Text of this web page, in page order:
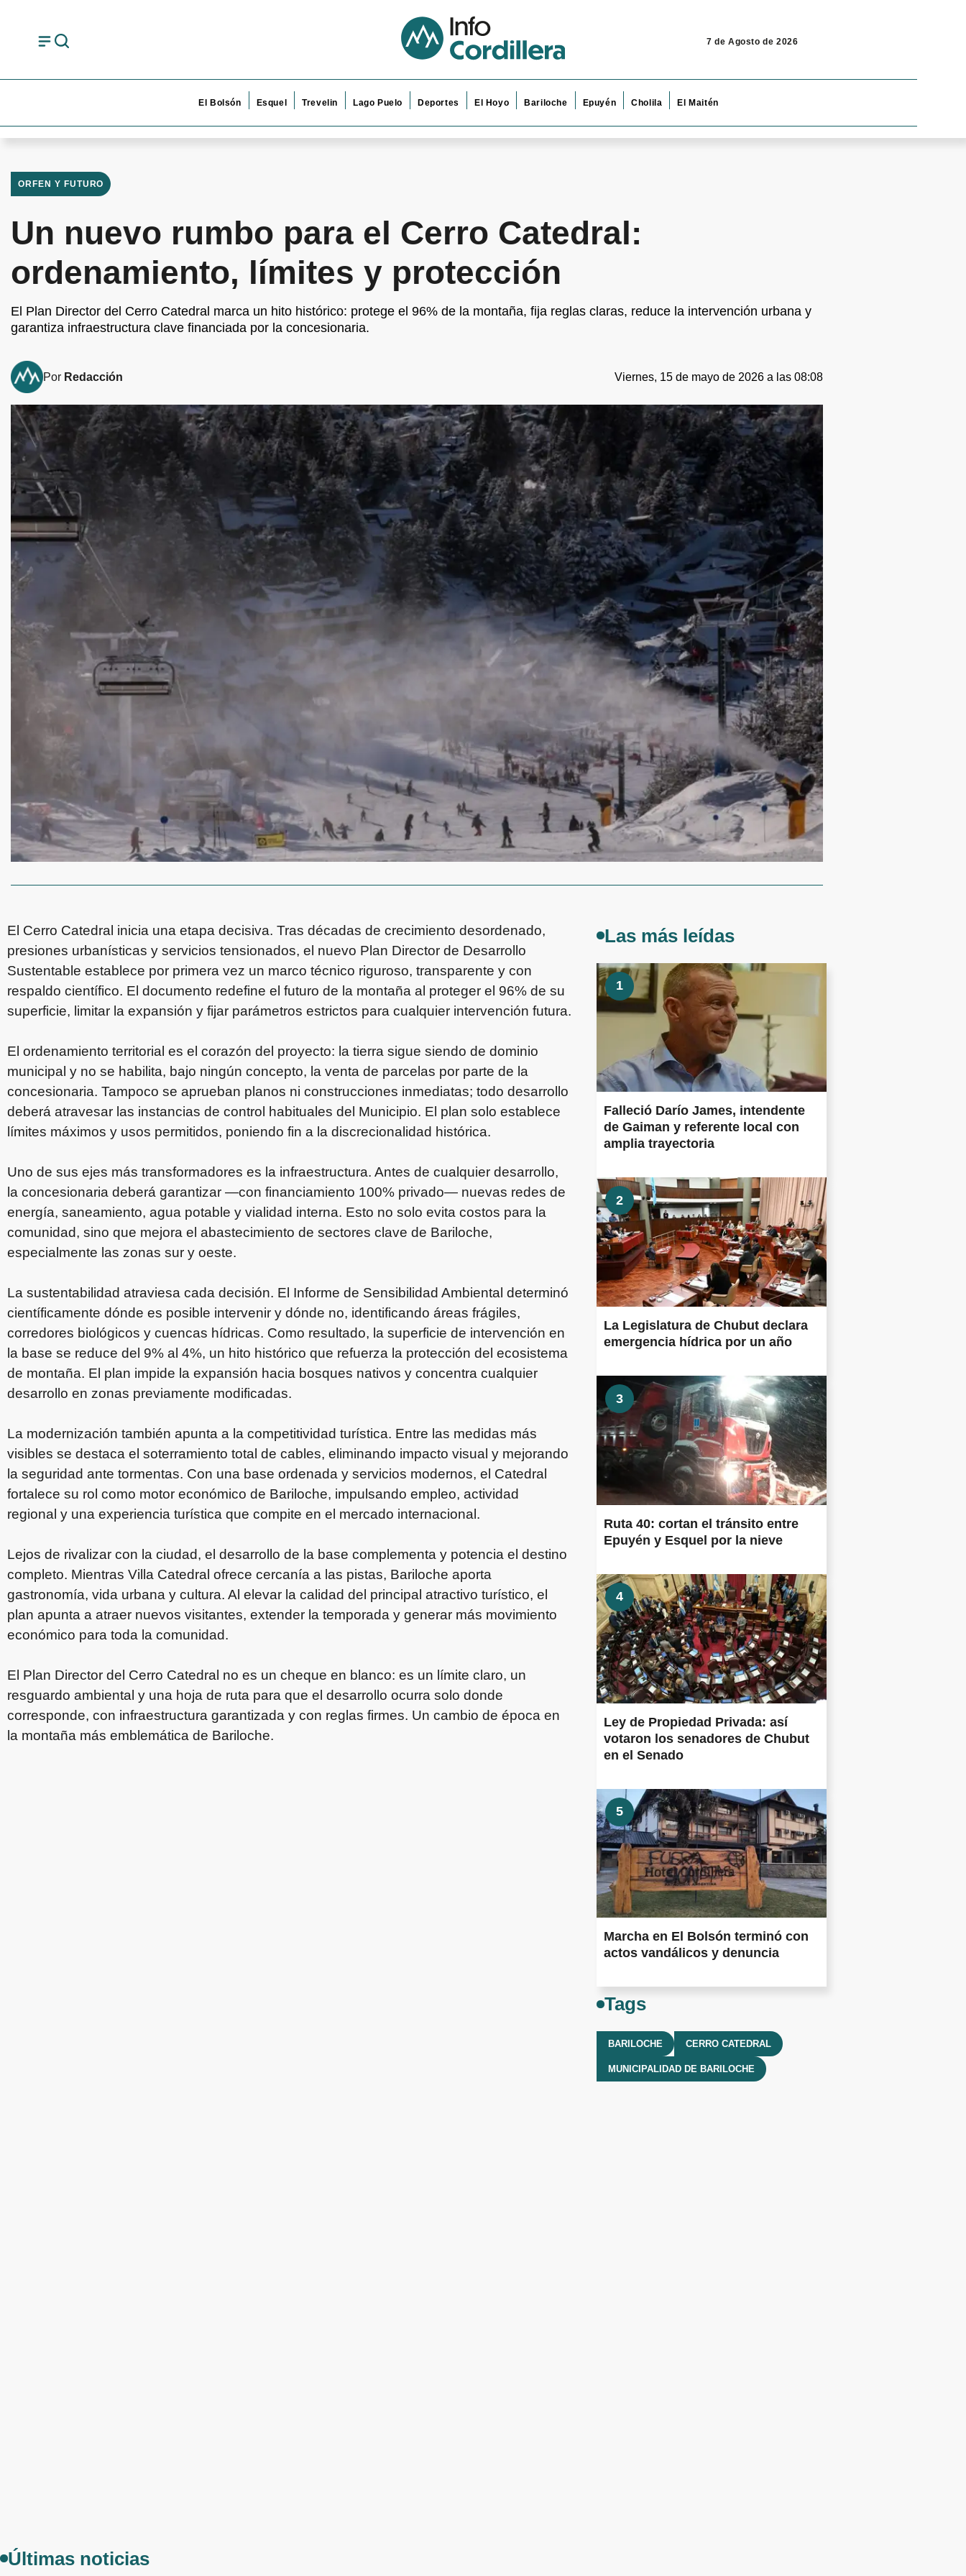
7 de Agosto de 2026
El Bolsón Esquel Trevelin Lago Puelo Deportes El Hoyo Bariloche Epuyén Cholila El Maitén
ORFEN Y FUTURO
Un nuevo rumbo para el Cerro Catedral:
ordenamiento, límites y protección
El Plan Director del Cerro Catedral marca un hito histórico: protege el 96% de la montaña, fija reglas claras, reduce la intervención urbana y
garantiza infraestructura clave financiada por la concesionaria.
Por Redacción Viernes, 15 de mayo de 2026 a las 08:08
El Cerro Catedral inicia una etapa decisiva. Tras décadas de crecimiento desordenado,
presiones urbanísticas y servicios tensionados, el nuevo Plan Director de Desarrollo
Sustentable establece por primera vez un marco técnico riguroso, transparente y con
respaldo científico. El documento redefine el futuro de la montaña al proteger el 96% de su
superficie, limitar la expansión y fijar parámetros estrictos para cualquier intervención futura.
El ordenamiento territorial es el corazón del proyecto: la tierra sigue siendo de dominio
municipal y no se habilita, bajo ningún concepto, la venta de parcelas por parte de la
concesionaria. Tampoco se aprueban planos ni construcciones inmediatas; todo desarrollo
deberá atravesar las instancias de control habituales del Municipio. El plan solo establece
límites máximos y usos permitidos, poniendo fin a la discrecionalidad histórica.
Uno de sus ejes más transformadores es la infraestructura. Antes de cualquier desarrollo,
la concesionaria deberá garantizar —con financiamiento 100% privado— nuevas redes de
energía, saneamiento, agua potable y vialidad interna. Esto no solo evita costos para la
comunidad, sino que mejora el abastecimiento de sectores clave de Bariloche,
especialmente las zonas sur y oeste.
La sustentabilidad atraviesa cada decisión. El Informe de Sensibilidad Ambiental determinó
científicamente dónde es posible intervenir y dónde no, identificando áreas frágiles,
corredores biológicos y cuencas hídricas. Como resultado, la superficie de intervención en
la base se reduce del 9% al 4%, un hito histórico que refuerza la protección del ecosistema
de montaña. El plan impide la expansión hacia bosques nativos y concentra cualquier
desarrollo en zonas previamente modificadas.
La modernización también apunta a la competitividad turística. Entre las medidas más
visibles se destaca el soterramiento total de cables, eliminando impacto visual y mejorando
la seguridad ante tormentas. Con una base ordenada y servicios modernos, el Catedral
fortalece su rol como motor económico de Bariloche, impulsando empleo, actividad
regional y una experiencia turística que compite en el mercado internacional.
Lejos de rivalizar con la ciudad, el desarrollo de la base complementa y potencia el destino
completo. Mientras Villa Catedral ofrece cercanía a las pistas, Bariloche aporta
gastronomía, vida urbana y cultura. Al elevar la calidad del principal atractivo turístico, el
plan apunta a atraer nuevos visitantes, extender la temporada y generar más movimiento
económico para toda la comunidad.
El Plan Director del Cerro Catedral no es un cheque en blanco: es un límite claro, un
resguardo ambiental y una hoja de ruta para que el desarrollo ocurra solo donde
corresponde, con infraestructura garantizada y con reglas firmes. Un cambio de época en
la montaña más emblemática de Bariloche.
Las más leídas
1
Falleció Darío James, intendente
de Gaiman y referente local con
amplia trayectoria
2
La Legislatura de Chubut declara
emergencia hídrica por un año
3
Ruta 40: cortan el tránsito entre
Epuyén y Esquel por la nieve
4
Ley de Propiedad Privada: así
votaron los senadores de Chubut
en el Senado
5
Marcha en El Bolsón terminó con
actos vandálicos y denuncia
Tags
BARILOCHE CERRO CATEDRAL
MUNICIPALIDAD DE BARILOCHE
Últimas noticias